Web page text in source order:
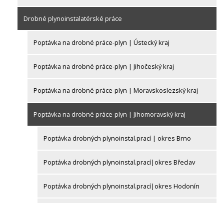
Drobné plynoinstalatérské práce
Poptávka na drobné práce-plyn | Ústecký kraj
Poptávka na drobné práce-plyn | Jihočeský kraj
Poptávka na drobné práce-plyn | Moravskoslezský kraj
Poptávka na drobné práce-plyn | Jihomoravský kraj
Poptávka drobných plynoinstal.prací | okres Brno
Poptávka drobných plynoinstal.prací|okres Břeclav
Poptávka drobných plynoinstal.prací|okres Hodonín